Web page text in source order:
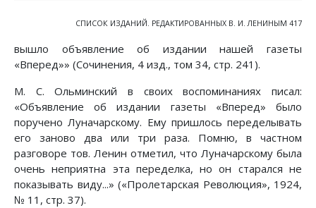
СПИСОК ИЗДАНИЙ. РЕДАКТИРОВАННЫХ В. И. ЛЕНИНЫМ 417
вышло объявление об издании нашей газеты
«Вперед»» (Сочинения, 4 изд., том 34, стр. 241).
М. С. Ольминский в своих воспоминаниях писал:
«Объявление об издании газеты «Вперед» было
поручено Луначарскому. Ему пришлось переделывать
его заново два или три раза. Помню, в частном
разговоре тов. Ленин отметил, что Луначарскому была
очень неприятна эта переделка, но он старался не
показывать виду...» («Пролетарская Революция», 1924,
№ 11, стр. 37).